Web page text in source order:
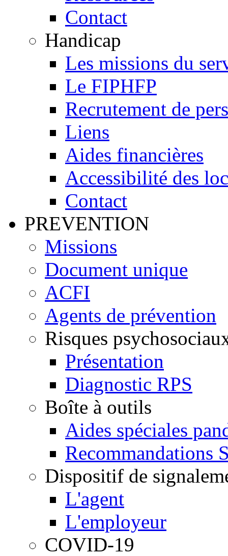
Contact
Handicap
Les missions du
Le FIPHFP
Recrutement de
Liens
Aides financières
Accessibilité des
Contact
PREVENTION
Missions
Document unique
ACFI
Agents de prévention
Risques
Présentation
Diagnostic RPS
Boîte à outils
Aides spéciales
Recommandations
Dispositif de
L'agent
L'employeur
COVID-19